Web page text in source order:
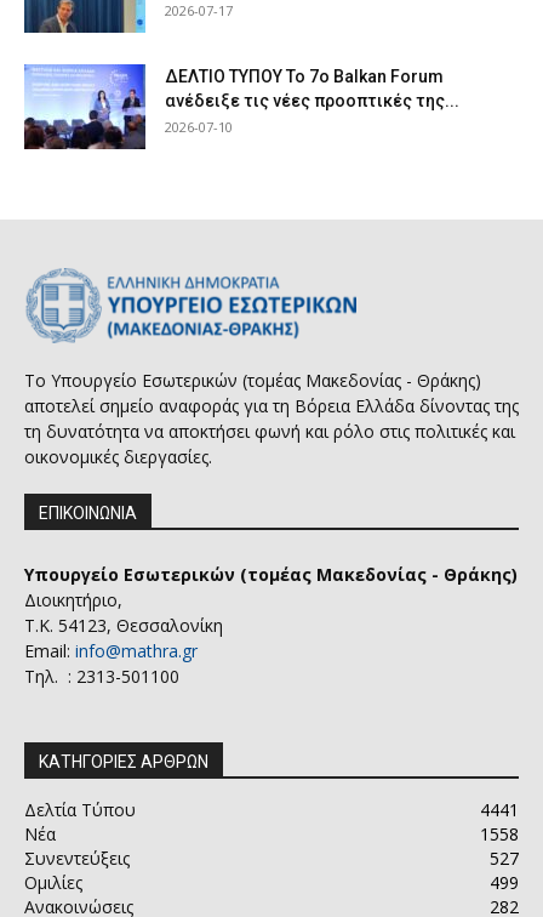
2026-07-17
ΔΕΛΤΙΟ ΤΥΠΟΥ Το 7ο Balkan Forum
ανέδειξε τις νέες προοπτικές της...
2026-07-10
Το Υπουργείο Εσωτερικών (τομέας Μακεδονίας - Θράκης)
αποτελεί σημείο αναφοράς για τη Βόρεια Ελλάδα δίνοντας της
τη δυνατότητα να αποκτήσει φωνή και ρόλο στις πολιτικές και
οικονομικές διεργασίες.
ΕΠΙΚΟΙΝΩΝΙΑ
Υπουργείο Εσωτερικών (τομέας Μακεδονίας - Θράκης)
Διοικητήριο,
Τ.Κ. 54123, Θεσσαλονίκη
Email: info@mathra.gr
Τηλ. : 2313-501100
ΚΑΤΗΓΟΡΙΕΣ ΑΡΘΡΩΝ
Δελτία Τύπου
4441
Νέα
1558
Συνεντεύξεις
527
Ομιλίες
499
Ανακοινώσεις
282